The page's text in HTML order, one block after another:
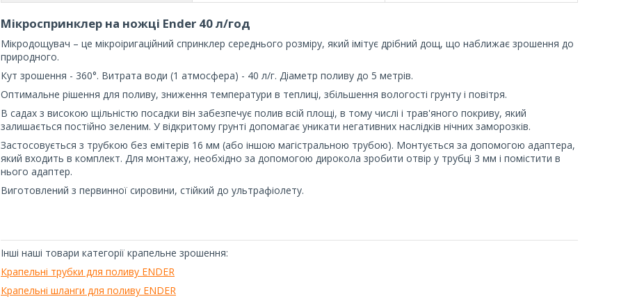
Мікроспринклер на ножці Ender 40 л/год
Мікродощувач – це мікроіригаційний спринклер середнього розміру, який імітує дрібний дощ, що наближає зрошення до
природного.
Кут зрошення - 360°. Витрата води (1 атмосфера) - 40 л/г. Діаметр поливу до 5 метрів.
Оптимальне рішення для поливу, зниження температури в теплиці, збільшення вологості грунту і повітря.
В садах з високою щільністю посадки він забезпечує полив всій площі, в тому числі і трав'яного покриву, який
залишається постійно зеленим. У відкритому грунті допомагає уникати негативних наслідків нічних заморозків.
Застосовується з трубкою без емітерів 16 мм (або іншою магістральною трубою). Монтується за допомогою адаптера,
який входить в комплект. Для монтажу, необхідно за допомогою дирокола зробити отвір у трубці 3 мм і помістити в
нього адаптер.
Виготовлений з первинної сировини, стійкий до ультрафіолету.
Інші наші товари категорії крапельне зрошення:
Крапельні трубки для поливу ENDER
Крапельні шланги для поливу ENDER